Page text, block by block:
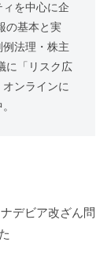
を中心に企
の基本と実
法理・株主
に「リスク広
ンラインに
デビア改ざん問